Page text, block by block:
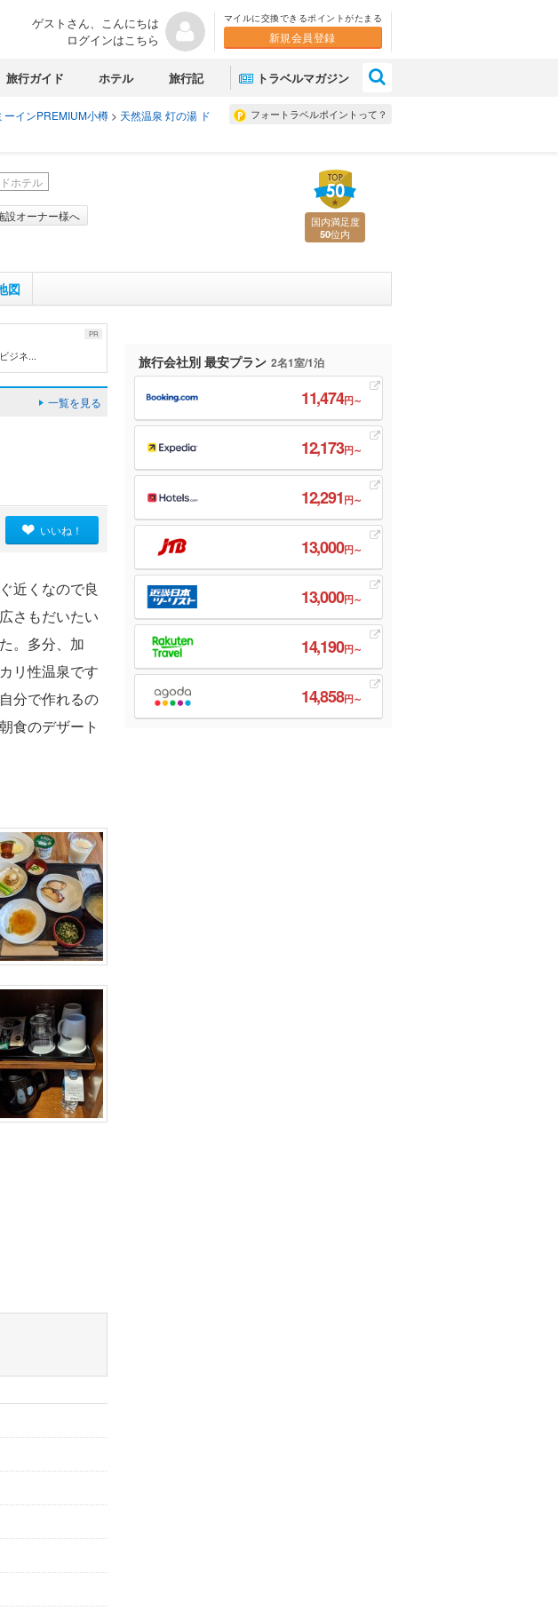
ゲストさん、こんにちは
ログインはこちら
マイルに交換できるポイントがたまる
新規会員登録
旅行ガイド ホテル 旅行記 トラベルマガジン
フォートラベルポイントって？
ーインPREMIUM小樽 > 天然温泉 灯の湯 ド
ホテル
設オーナー様へ 国内満足度
50位内
図
PR
ジネ...
一覧を見る
いいね！
近くなので良
さもだいたい
。多分、加
リ性温泉です
分で作れるの
食のデザート
旅行会社別 最安プラン 2名1室/1泊
11,474円～
12,173円～
12,291 円～
13,000円～
13,000円～
14,190円～
14,858円～